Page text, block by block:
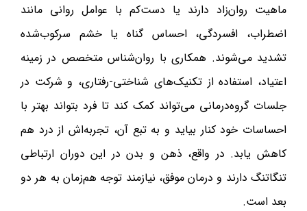
ماهیت روان‌زاد دارند یا دست‌کم با عوامل روانی مانند
اضطراب، افسردگی، احساس گناه یا خشم سرکوب‌شده
تشدید می‌شوند. همکاری با روان‌شناس متخصص در زمینه
اعتیاد، استفاده از تکنیک‌های شناختی-رفتاری، و شرکت در
جلسات گروه‌درمانی می‌تواند کمک کند تا فرد بتواند بهتر با
احساسات خود کنار بیاید و به تبع آن، تجربه‌اش از درد هم
کاهش یابد. در واقع، ذهن و بدن در این دوران ارتباطی
تنگاتنگ دارند و درمان موفق، نیازمند توجه هم‌زمان به هر دو
بعد است.